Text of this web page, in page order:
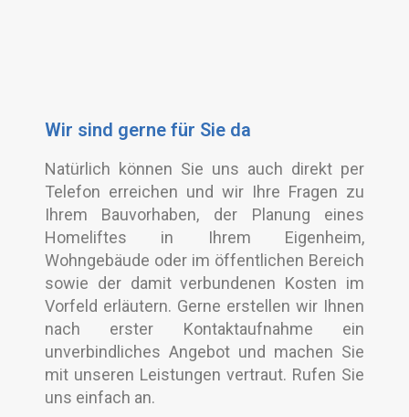
Wir sind gerne für Sie da
Natürlich können Sie uns auch direkt per
Telefon erreichen und wir Ihre Fragen zu
Ihrem Bauvorhaben, der Planung eines
Homeliftes in Ihrem Eigenheim,
Wohngebäude oder im öffentlichen Bereich
sowie der damit verbundenen Kosten im
Vorfeld erläutern. Gerne erstellen wir Ihnen
nach erster Kontaktaufnahme ein
unverbindliches Angebot und machen Sie
mit unseren Leistungen vertraut. Rufen Sie
uns einfach an.